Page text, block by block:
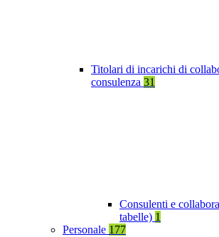
Titolari di incarichi di
consulenza 31
Consulenti e
tabelle) 1
Personale 177